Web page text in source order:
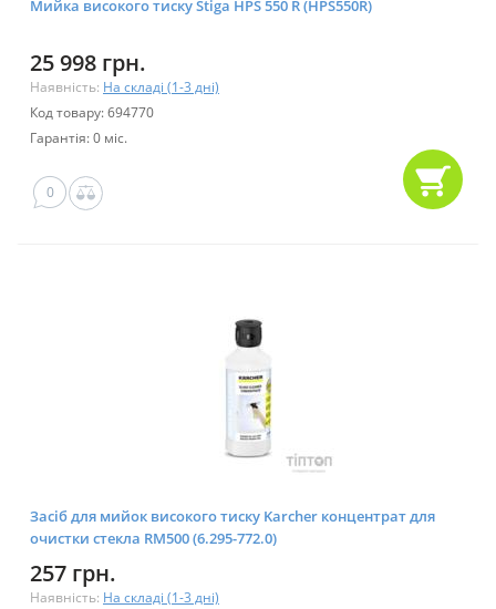
Мийка високого тиску Stiga HPS 550 R (HPS550R)
25 998 грн.
Наявність: На складі (1-3 дні)
Код товару: 694770
Гарантія: 0 міс.
0
Засіб для мийок високого тиску Karcher концентрат для
очистки стекла RM500 (6.295-772.0)
257 грн.
Наявність: На складі (1-3 дні)